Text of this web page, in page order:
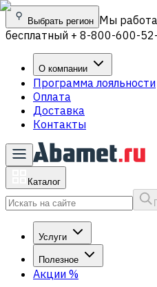
Выбрать регион Мы
бесплатный + 8-800-600-
О компании
Программа лояльности
Оплата
Доставка
Контакты
Каталог
Услуги
Полезное
Акции %